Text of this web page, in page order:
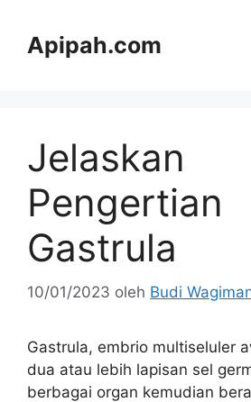
Apipah.com
Jelaskan
Pengertian
Gastrula
10/01/2023 oleh Budi
Gastrula, embrio multiseluler
dua atau lebih lapisan sel
berbagai organ kemudian